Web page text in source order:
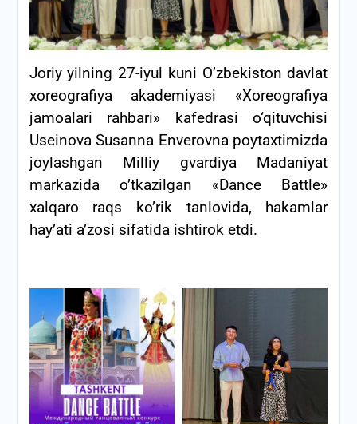
Joriy yilning 27-iyul kuni O’zbekiston davlat
xoreografiya akademiyasi «Xoreografiya
jamoalari rahbari» kafedrasi o‘qituvchisi
Useinova Susanna Enverovna poytaxtimizda
joylashgan Milliy gvardiya Madaniyat
markazida o’tkazilgan «Dance Battle»
xalqaro raqs ko’rik tanlovida, hakamlar
hay’ati a’zosi sifatida ishtirok etdi.